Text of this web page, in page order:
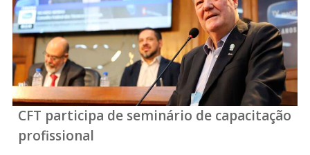
CFT participa de seminário de capacitação
profissional